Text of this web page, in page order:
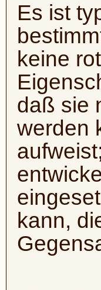
Es ist
keine
daß sie
werden
kann,